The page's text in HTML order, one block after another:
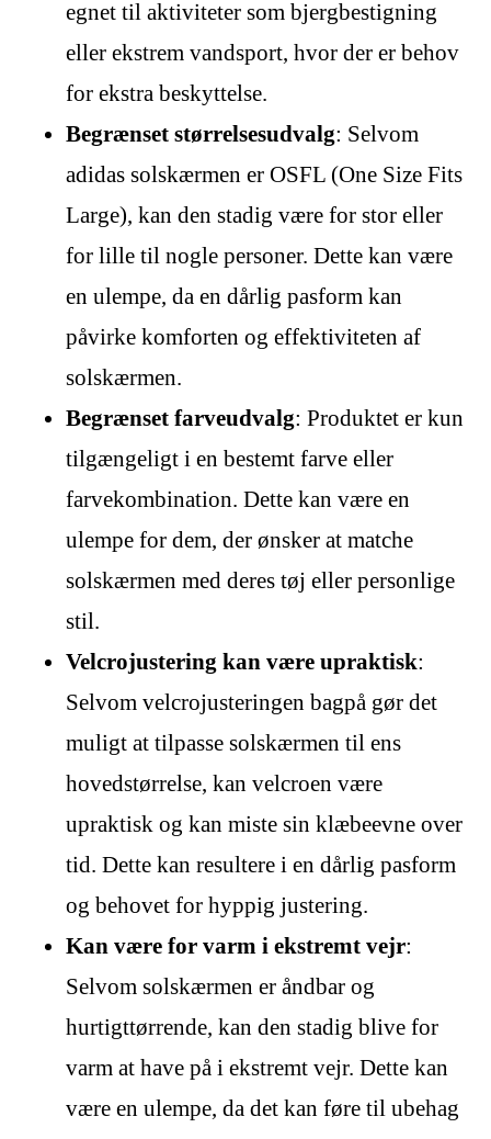
egnet til aktiviteter som bjergbestigning
eller ekstrem vandsport, hvor der er behov
for ekstra beskyttelse.
Begrænset størrelsesudvalg: Selvom
adidas solskærmen er OSFL (One Size Fits
Large), kan den stadig være for stor eller
for lille til nogle personer. Dette kan være
en ulempe, da en dårlig pasform kan
påvirke komforten og effektiviteten af
solskærmen.
Begrænset farveudvalg: Produktet er kun
tilgængeligt i en bestemt farve eller
farvekombination. Dette kan være en
ulempe for dem, der ønsker at matche
solskærmen med deres tøj eller personlige
stil.
Velcrojustering kan være upraktisk:
Selvom velcrojusteringen bagpå gør det
muligt at tilpasse solskærmen til ens
hovedstørrelse, kan velcroen være
upraktisk og kan miste sin klæbeevne over
tid. Dette kan resultere i en dårlig pasform
og behovet for hyppig justering.
Kan være for varm i ekstremt vejr:
Selvom solskærmen er åndbar og
hurtigttørrende, kan den stadig blive for
varm at have på i ekstremt vejr. Dette kan
være en ulempe, da det kan føre til ubehag